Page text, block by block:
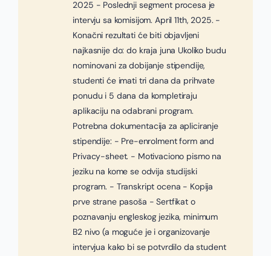
2025 - Poslednji segment procesa je
intervju sa komisijom. April 11th, 2025. -
Konačni rezultati će biti objavljeni
najkasnije do: do kraja juna Ukoliko budu
nominovani za dobijanje stipendije,
studenti će imati tri dana da prihvate
ponudu i 5 dana da kompletiraju
aplikaciju na odabrani program.
Potrebna dokumentacija za apliciranje
stipendije: - Pre-enrolment form and
Privacy-sheet. - Motivaciono pismo na
jeziku na kome se odvija studijski
program. - Transkript ocena - Kopija
prve strane pasoša - Sertfikat o
poznavanju engleskog jezika, minimum
B2 nivo (a moguće je i organizovanje
intervjua kako bi se potvrdilo da student